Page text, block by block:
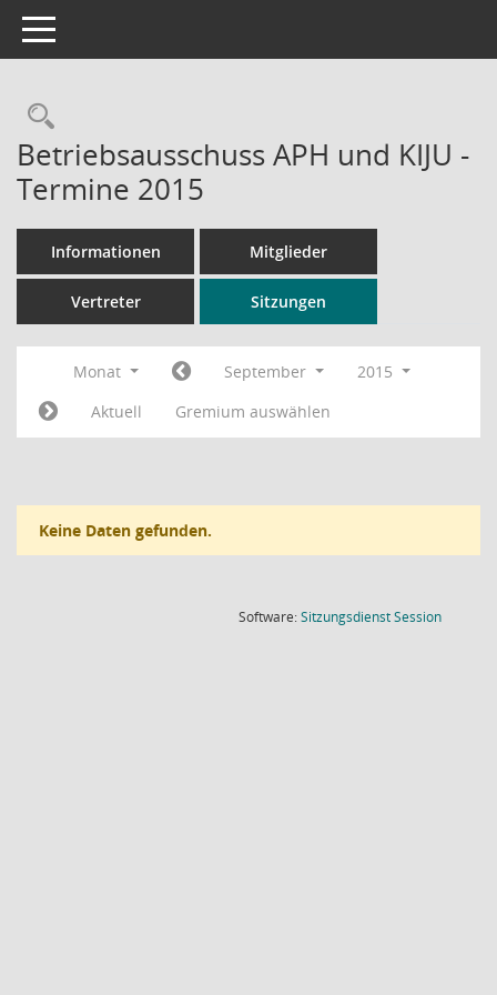
Toggle navigation
Rechercheauswahl
Betriebsausschuss APH und KIJU -
Termine 2015
Informationen Mitglieder
Vertreter Sitzungen
Monat September
2015
Aktuell
Gremium auswählen
Keine Daten gefunden.
Software:SitzungsdienstSession(Wird in